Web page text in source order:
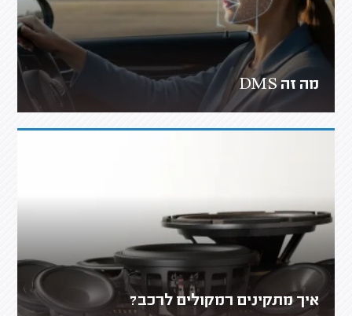
מה זה DMS
איך מתקינים רמקולים לרכב?